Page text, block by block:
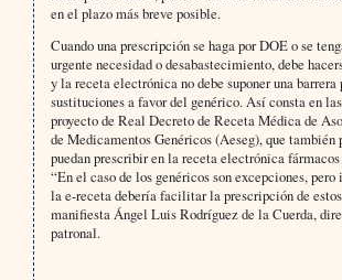
en el plazo más breve posible.
Cuando una prescripción se haga por DOE o se
urgente necesidad o desabastecimiento, debe
y la receta electrónica no debe suponer una barrera
sustituciones a favor del genérico. Así consta en
proyecto de Real Decreto de Receta Médica de
de Medicamentos Genéricos (Aeseg), que también
puedan prescribir en la receta electrónica
“En el caso de los genéricos son excepciones,
la e-receta debería facilitar la prescripción de
manifiesta Ángel Luis Rodríguez de la Cuerda,
patronal.